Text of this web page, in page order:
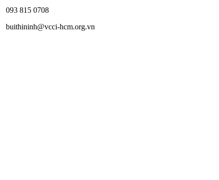
093 815 0708
buithininh@vcci-hcm.org.vn